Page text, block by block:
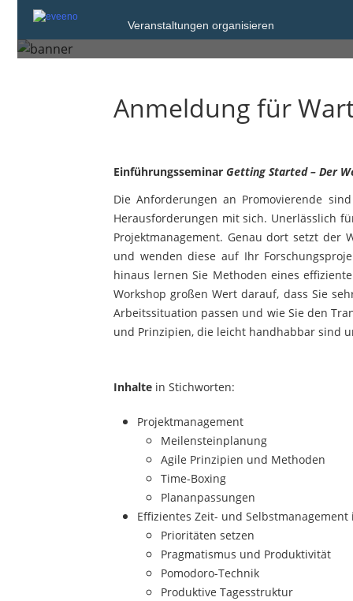
Veranstaltungen organisieren
Montag, 12. Okt. 2026 von 09:00 bis
Anmeldung für
Einführungsseminar Getting Started – Der
Die Anforderungen an Promovierende
Herausforderungen mit sich. Unerlässlich
Projektmanagement. Genau dort setzt der
und wenden diese auf Ihr
hinaus lernen Sie Methoden eines
Workshop großen Wert darauf, dass Sie
Arbeitssituation passen und wie Sie den
und Prinzipien, die leicht handhabbar sind
Inhalte in Stichworten:
Projektmanagement
Meilensteinplanung
Agile Prinzipien und Methoden
Time-Boxing
Plananpassungen
Effizientes Zeit- und
Prioritäten setzen
Pragmatismus und Produktivität
Pomodoro-Technik
Produktive Tagesstruktur